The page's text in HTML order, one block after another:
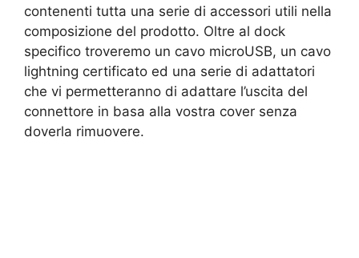
contenenti tutta una serie di accessori utili nella
composizione del prodotto. Oltre al dock
specifico troveremo un cavo microUSB, un cavo
lightning certificato ed una serie di adattatori
che vi permetteranno di adattare l’uscita del
connettore in basa alla vostra cover senza
doverla rimuovere.